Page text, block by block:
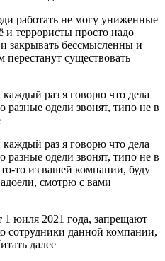
работать не могу униженные
и террористы просто надо
закрывать бессмысленны и
перестанут существовать
каждый раз я говорю что дела
разные одели звонят, типо не в
каждый раз я говорю что дела
разные одели звонят, типо не в
то из вашей компании, буду
смотрю с вами
юиля 2021 года, запрещают
сотрудники данной компании,
далее